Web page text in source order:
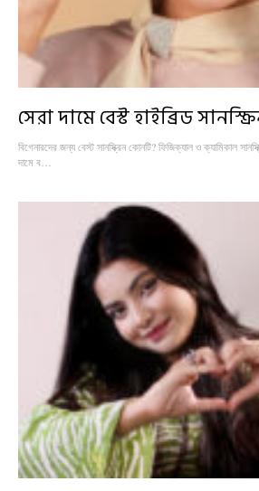
সেরা দামে বেস্ট হাইব্রিড
বিগেনারদের জন্য বেস্ট সানস্ক্রিন কোনটি? ফিজিক্যাল ও ক্যামিকাল
দামে ব…